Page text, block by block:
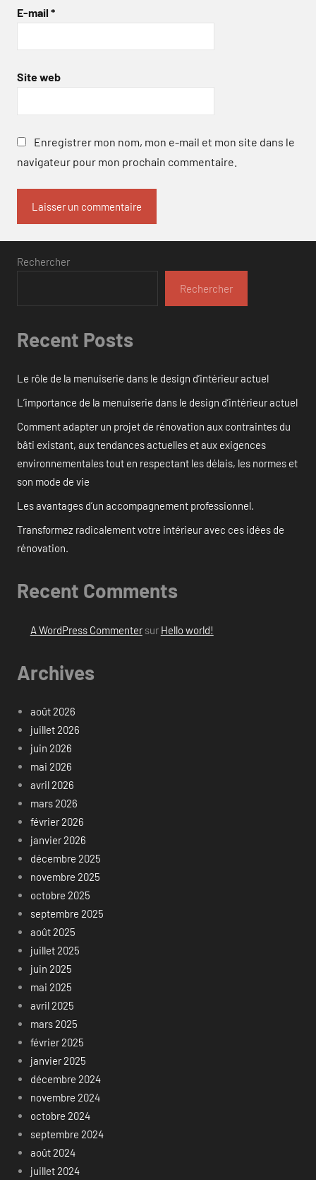
E-mail *
Site web
Enregistrer mon nom, mon e-mail et mon site dans le
navigateur pour mon prochain commentaire.
Rechercher
Rechercher
Recent Posts
Le rôle de la menuiserie dans le design d’intérieur actuel
L’importance de la menuiserie dans le design d’intérieur actuel
Comment adapter un projet de rénovation aux contraintes du
bâti existant, aux tendances actuelles et aux exigences
environnementales tout en respectant les délais, les normes et
son mode de vie
Les avantages d’un accompagnement professionnel.
Transformez radicalement votre intérieur avec ces idées de
rénovation.
Recent Comments
A WordPress Commentersur Hello world!
Archives
août 2026
juillet 2026
juin 2026
mai 2026
avril 2026
mars 2026
février 2026
janvier 2026
décembre 2025
novembre 2025
octobre 2025
septembre 2025
août 2025
juillet 2025
juin 2025
mai 2025
avril 2025
mars 2025
février 2025
janvier 2025
décembre 2024
novembre 2024
octobre 2024
septembre 2024
août 2024
juillet 2024